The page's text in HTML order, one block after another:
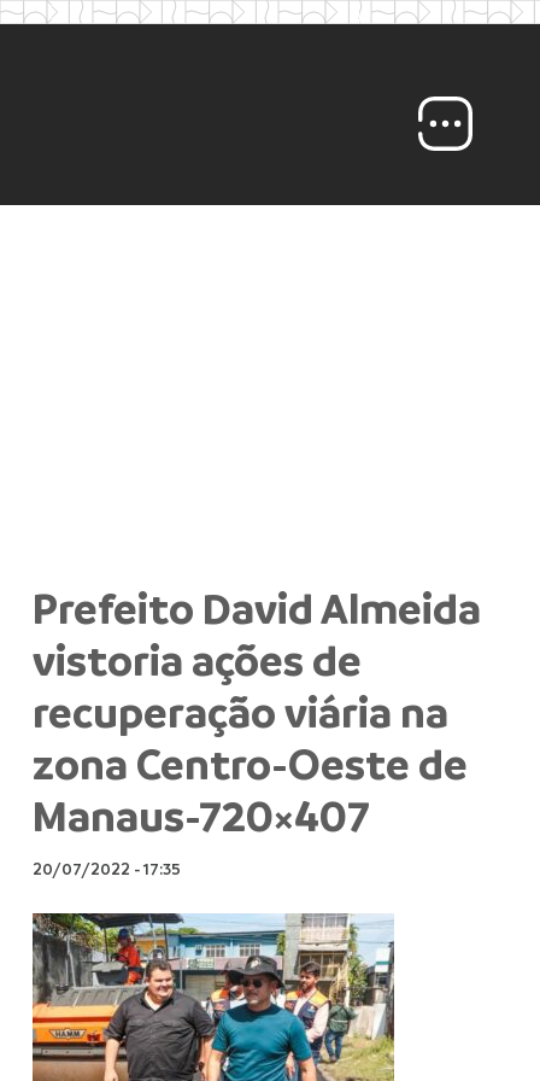
Prefeito David Almeida
vistoria ações de
recuperação viária na
zona Centro-Oeste de
Manaus-720×407
20/07/2022 -17:35